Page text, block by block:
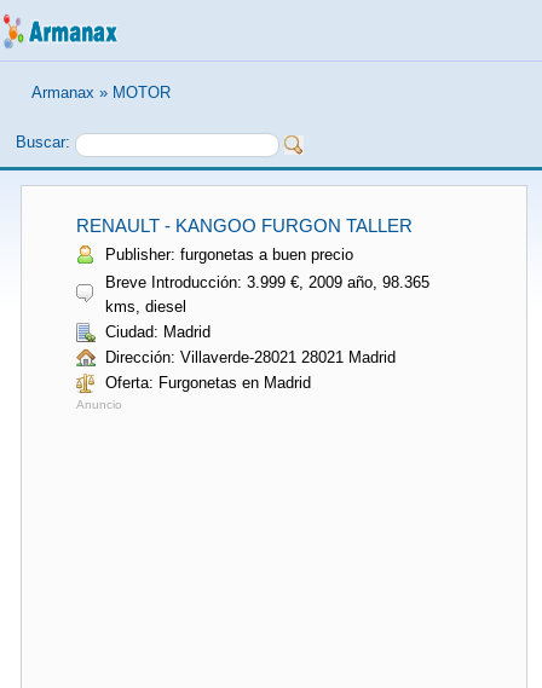
Armanax » MOTOR
Buscar:
RENAULT - KANGOO FURGON TALLER
Publisher: furgonetas a buen precio
Breve Introducción: 3.999 €, 2009 año, 98.365
kms, diesel
Ciudad: Madrid
Dirección: Villaverde-28021 28021 Madrid
Oferta: Furgonetas en Madrid
Anuncio